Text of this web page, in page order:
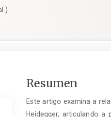
)
Contenido
del
artículo
Resumen
Este artigo examina a
Heidegger, articulando